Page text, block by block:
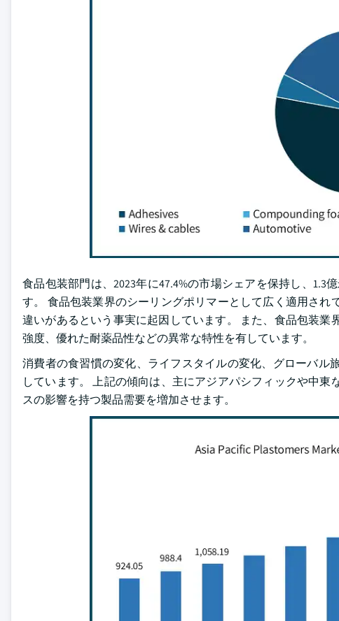
食品包装部門は、2023年に47.4%の市場シェアを保持し、1.3
す。 食品包装業界のシーリングポリマーとして広く適用さ
違いがあるという事実に起因しています。 また、食品包装業
強度、優れた耐薬品性などの異常な特性を有しています。
消費者の食習慣の変化、ライフスタイルの変化、グローバ
しています。 上記の傾向は、主にアジアパシフィックや中
スの影響を持つ製品需要を増加させます。